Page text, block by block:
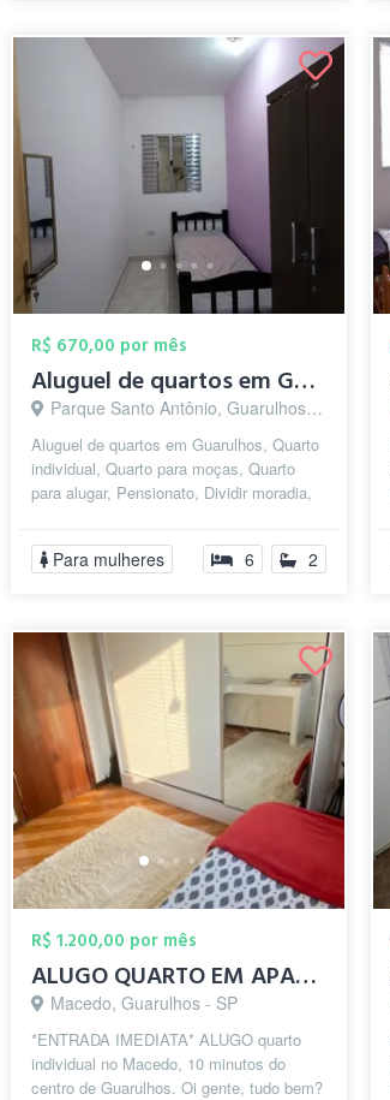
R$ 670,00 por mês
Aluguel de quartos em Guarulhos (Feminin...
Parque Santo Antônio, Guarulhos - SP
Aluguel de quartos em Guarulhos, Quarto
individual, Quarto para moças, Quarto
para alugar, Pensionato, Dividir moradia,
Para mulheres 6 2
R$ 1.200,00 por mês
ALUGO QUARTO EM APARTAMENTO PROX CENTRO ...
Macedo, Guarulhos - SP
*ENTRADA IMEDIATA* ALUGO quarto
individual no Macedo, 10 minutos do
centro de Guarulhos. Oi gente, tudo bem?